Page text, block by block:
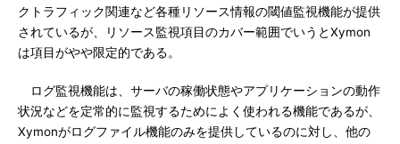
クトラフィック関連など各種リソース情報の閾値監視機能が提供
されているが、リソース監視項目のカバー範囲でいうとXymon
は項目がやや限定的である。
ログ監視機能は、サーバの稼働状態やアプリケーションの動作
状況などを定常的に監視するためによく使われる機能であるが、
Xymonがログファイル機能のみを提供しているのに対し、他の